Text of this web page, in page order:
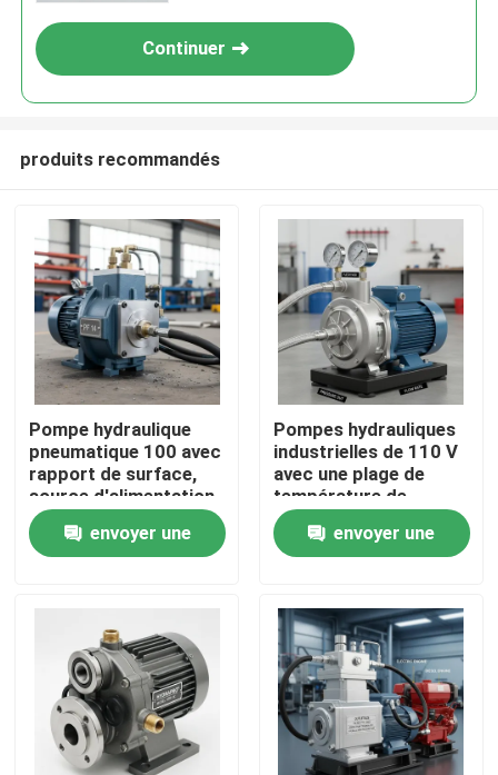
À la maison
Produits
Vidéos
Continuer
produits recommandés
Pompe hydraulique
pneumatique 100 avec
rapport de surface,
source d'alimentation
électrique manuelle à
air comprimé et
rapport de
fonctionnement
envoyer une
Pompes hydrauliques
industrielles de 110 V
avec une plage de
température de
fonctionnement de
moins 20 °C à 80 °C
Construction durable
envoyer une